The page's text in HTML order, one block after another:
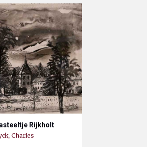
Rijkholt
Charles